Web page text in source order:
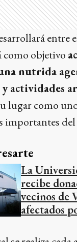
entre
como objetivo
nutrida
y actividades
lugar como
importantes
La
recibe
vecinos de
afectados